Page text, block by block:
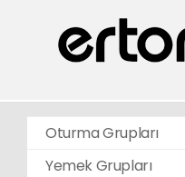
Oturma Grupları
Yemek Grupları